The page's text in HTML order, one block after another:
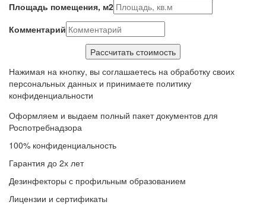
Площадь помещения, м2
Комментарий
Нажимая на кнопку, вы соглашаетесь на обработку своих
персональных данных и принимаете политику
конфиденциальности
Оформляем и выдаем полный пакет документов для
Роспотребнадзора
100% конфиденциальность
Гарантия до 2х лет
Дезинфекторы с профильным образованием
Лицензии и сертификаты